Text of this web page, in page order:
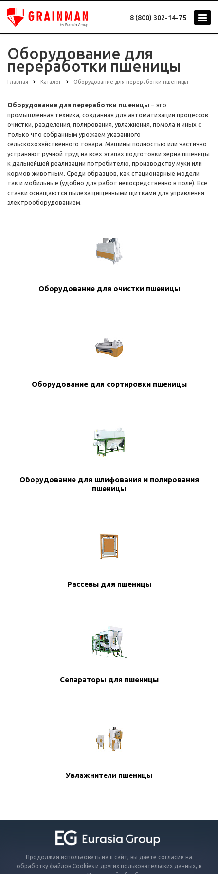
8 (800) 302-14-75
Оборудование для
переработки пшеницы
Главная Каталог Оборудование для переработки пшеницы
Оборудование для переработки пшеницы – это
промышленная техника, созданная для автоматизации процессов
очистки, разделения, полирования, увлажнения, помола и иных с
только что собранным урожаем указанного
сельскохозяйственного товара. Машины полностью или частично
устраняют ручной труд на всех этапах подготовки зерна пшеницы
к дальнейшей реализации потребителю, производству муки или
кормов животным. Среди образцов, как стационарные модели,
так и мобильные (удобно для работ непосредственно в поле). Все
станки оснащаются пылезащищенными щитками для управления
электрооборудованием.
Оборудование для очистки пшеницы
Оборудование для сортировки пшеницы
Оборудование для шлифования и полирования
пшеницы
Рассевы для пшеницы
Сепараторы для пшеницы
Увлажнители пшеницы
Продолжая использовать наш сайт, вы даете согласие на
обработку файлов Cookies и других пользовательских данных, в